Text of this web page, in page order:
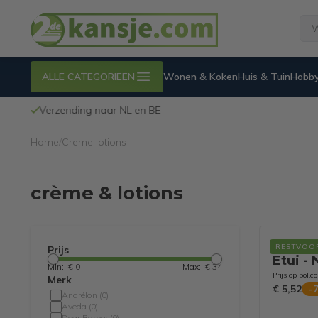
ALLE CATEGORIEËN Wonen & KokenHuis & Tuin
Verzending naar NL en BE
Home Creme lotions
crème & lotions
Prijs
Min: € 0 Max: € 34
Merk
Andrélon (0)
Aveda (0)
Etui -
Prijs op
€ 5,52
-